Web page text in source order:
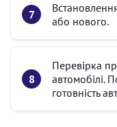
або нового.
Перевірка
автомобілі.
готовність